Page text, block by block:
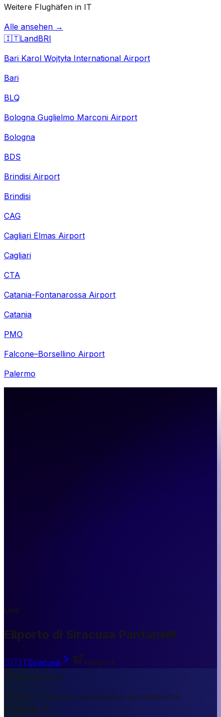
Weitere Flughäfen in IT
Alle ansehen →
🇮🇹LandBRI
Bari Karol Wojtyła International Airport
Bari
BLQ
Bologna Guglielmo Marconi Airport
Bologna
BDS
Brindisi Airport
Brindisi
CAG
Cagliari Elmas Airport
Cagliari
CTA
Catania-Fontanarossa Airport
Catania
PMO
Falcone–Borsellino Airport
Palermo
Live
Eliporto di Siracusa Pantanelli
🇮🇹ITSiracusa
Heliport
Kurzantwort
Eliporto di Siracusa Pantanelli ist ein Heliport in
Siracusa, IT.